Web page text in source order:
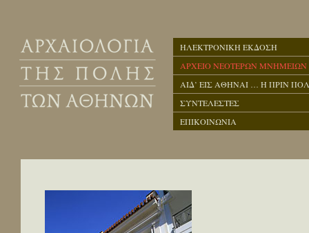
ΗΛΕΚΤΡΟΝΙΚΗ ΕΚΔΟΣΗ
ΑΡΧΕΙΟ ΝΕΟΤΕΡΩΝ ΜΝΗΜΕΙΩΝ
ΑΙΔ’ ΕΙΣ ΑΘΗΝΑΙ … Η ΠΡΙΝ
ΣΥΝΤΕΛΕΣΤΕΣ
ΕΠΙΚΟΙΝΩΝΙΑ